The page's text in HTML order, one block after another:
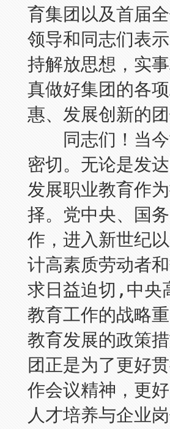
育集团以及首届
领导和同志们表
持解放思想，实
真做好集团的各
惠、发展创新的团
同志们！当今
密切。无论是发
发展职业教育作
择。党中央、国
作，进入新世纪
计高素质劳动者
求日益迫切,中央
教育工作的战略
教育发展的政策
团正是为了更好
作会议精神，更
人才培养与企业